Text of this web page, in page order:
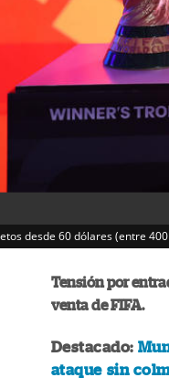
desde 60 dólares (entre
Tensión por
venta de FIFA.
Destacado:
ataque sin